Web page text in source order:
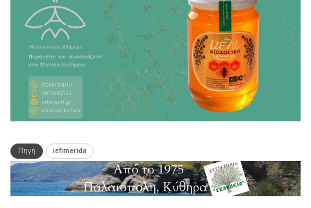
Πηγή iefimerida